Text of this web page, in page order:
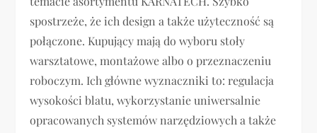
spostrzeże, że ich design a także użyteczność są
połączone. Kupujący mają do wyboru stoły
warsztatowe, montażowe albo o przeznaczeniu
roboczym. Ich główne wyznaczniki to: regulacja
wysokości blatu, wykorzystanie uniwersalnie
opracowanych systemów narzędziowych a także